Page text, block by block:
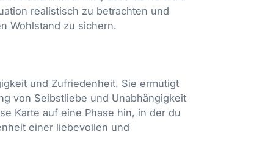
realistisch zu betrachten und
Wohlstand zu sichern.
und Zufriedenheit. Sie ermutigt
von Selbstliebe und Unabhängigkeit
Karte auf eine Phase hin, in der du
einer liebevollen und